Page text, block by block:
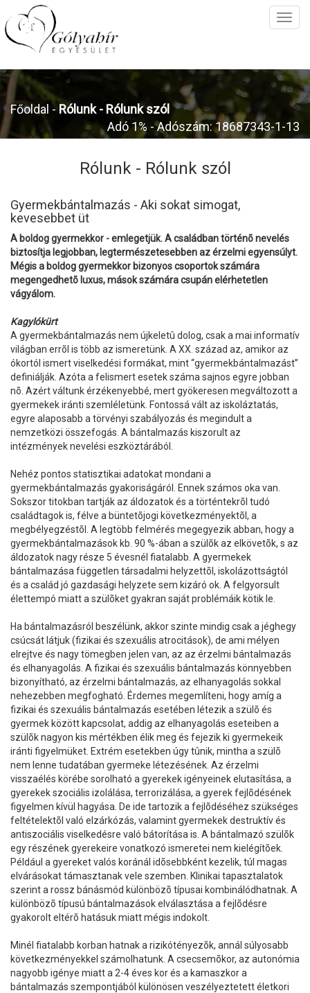
Főoldal -Rólunk - Rólunk szól
Adó 1% - Adószám: 18687343-1-13
Rólunk - Rólunk szól
Gyermekbántalmazás - Aki sokat simogat,
kevesebbet üt
A boldog gyermekkor - emlegetjük. A családban történõ nevelés
biztosítja legjobban, legtermészetesebben az érzelmi egyensúlyt.
Mégis a boldog gyermekkor bizonyos csoportok számára
megengedhetõ luxus, mások számára csupán elérhetetlen
vágyálom.
Kagylókürt
A gyermekbántalmazás nem újkeletû dolog, csak a mai informatív
világban errõl is több az ismeretünk. A XX. század az, amikor az
ókortól ismert viselkedési formákat, mint “gyermekbántalmazást”
definiálják. Azóta a felismert esetek száma sajnos egyre jobban
nõ. Azért váltunk érzékenyebbé, mert gyökeresen megváltozott a
gyermekek iránti szemléletünk. Fontossá vált az iskoláztatás,
egyre alaposabb a törvényi szabályozás és megindult a
nemzetközi összefogás. A bántalmazás kiszorult az
intézmények nevelési eszköztárából.
Nehéz pontos statisztikai adatokat mondani a
gyermekbántalmazás gyakoriságáról. Ennek számos oka van.
Sokszor titokban tartják az áldozatok és a történtekrõl tudó
családtagok is, félve a büntetõjogi következményektõl, a
megbélyegzéstõl. A legtöbb felmérés megegyezik abban, hogy a
gyermekbántalmazások kb. 90 %-ában a szülõk az elkövetõk, s az
áldozatok nagy része 5 évesnél fiatalabb. A gyermekek
bántalmazása független társadalmi helyzettõl, iskolázottságtól
és a család jó gazdasági helyzete sem kizáró ok. A felgyorsult
élettempó miatt a szülõket gyakran saját problémáik kötik le.
Ha bántalmazásról beszélünk, akkor szinte mindig csak a jéghegy
csúcsát látjuk (fizikai és szexuális atrocitások), de ami mélyen
elrejtve és nagy tömegben jelen van, az az érzelmi bántalmazás
és elhanyagolás. A fizikai és szexuális bántalmazás könnyebben
bizonyítható, az érzelmi bántalmazás, az elhanyagolás sokkal
nehezebben megfogható. Érdemes megemlíteni, hogy amíg a
fizikai és szexuális bántalmazás esetében létezik a szülõ és
gyermek között kapcsolat, addig az elhanyagolás eseteiben a
szülõk nagyon kis mértékben élik meg és fejezik ki gyermekeik
iránti figyelmüket. Extrém esetekben úgy tûnik, mintha a szülõ
nem lenne tudatában gyermeke létezésének. Az érzelmi
visszaélés körébe sorolható a gyerekek igényeinek elutasítása, a
gyerekek szociális izolálása, terrorizálása, a gyerek fejlõdésének
figyelmen kívül hagyása. De ide tartozik a fejlõdéséhez szükséges
feltételektõl való elzárkózás, valamint gyermekek destruktív és
antiszociális viselkedésre való bátorítása is. A bántalmazó szülõk
egy részének gyerekeire vonatkozó ismeretei nem kielégítõek.
Például a gyereket valós koránál idõsebbként kezelik, túl magas
elvárásokat támasztanak vele szemben. Klinikai tapasztalatok
szerint a rossz bánásmód különbözõ típusai kombinálódhatnak. A
különbözõ típusú bántalmazások elválasztása a fejlõdésre
gyakorolt eltérõ hatásuk miatt mégis indokolt.
Minél fiatalabb korban hatnak a rizikótényezõk, annál súlyosabb
következményekkel számolhatunk. A csecsemõkor, az autonómia
nagyobb igénye miatt a 2-4 éves kor és a kamaszkor a
bántalmazás szempontjából különösen veszélyeztetett életkori